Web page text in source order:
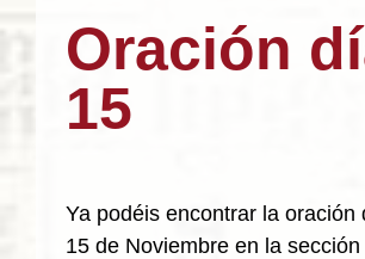
Oración
15
Ya podéis encontrar la oración
15 de Noviembre en la sección